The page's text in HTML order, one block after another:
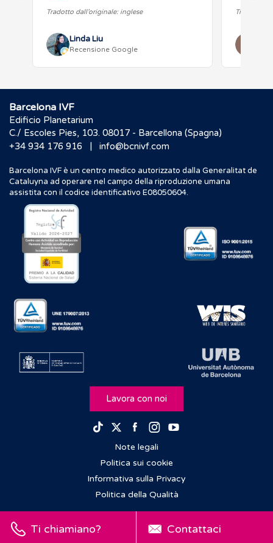
Tradotto dall’originale: inglese
Linda Liu
Recensione Google
Tradotto
Ti chiamiano? Contattaci
Barcelona IVF
Edificio Planetarium
C./ Escoles Pies, 103. 08017 - Barcellona (Spagna)
+34 934 176 916
| info@bcnivf.com
Barcelona IVF è un centro medico autorizzato dalla Generalitat de
Cataluyna ad operare nel campo della riproduzione umana
assistita con il codice identificativo E08050604.
Lavora con noi
TikTokTwitterFacebook
Instagram
Note legali
Politica sui cookie
Informativa sulla Privacy
Politica della Qualità